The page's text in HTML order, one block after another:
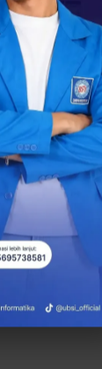
di dunia
ini,
diri.